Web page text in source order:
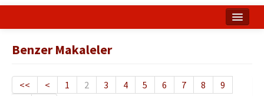
Yayın Politikası
Benzer Makaleler
<< < 1 2 3 4 5 6 7 8
9